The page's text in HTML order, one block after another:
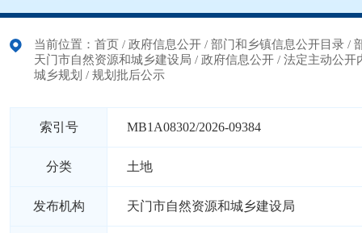
当前位置： 首页 / 政府信息公开 / 部门和乡镇信息公开目录 /
天门市自然资源和城乡建设局 / 政府信息公开 / 法定主动公开
城乡规划 / 规划批后公示
索引号 MB1A08302/2026-09384
分类 土地
发布机构 天门市自然资源和城乡建设局